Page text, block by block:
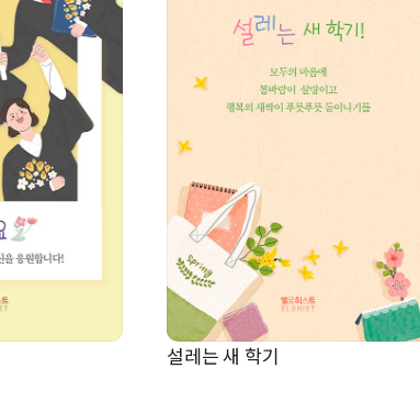
설레는 새 학기